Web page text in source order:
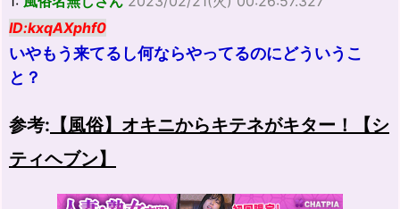
ID:kxqAXphf0
いやもう来てるし何ならやってるのにどういうこ
と？
参考: 【風俗】オキニからキテネがキター！【シ
ティヘブン】